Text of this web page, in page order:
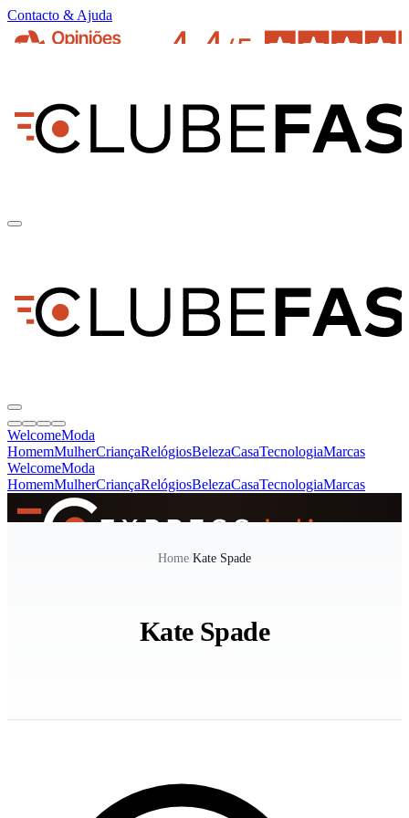
Contacto & Ajuda
WelcomeModa
HomemMulherCriançaRelógiosBelezaCasaTecnologiaMarcas
WelcomeModa
HomemMulherCriançaRelógiosBelezaCasaTecnologiaMarcas
Home/Kate Spade
Kate Spade